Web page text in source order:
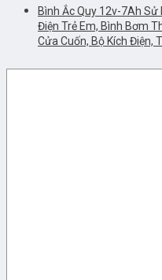
Bình Ắc Quy 12v-7Ah Sử
Điện Trẻ Em, Bình Bơm
Cửa Cuốn, Bộ Kích Điện,